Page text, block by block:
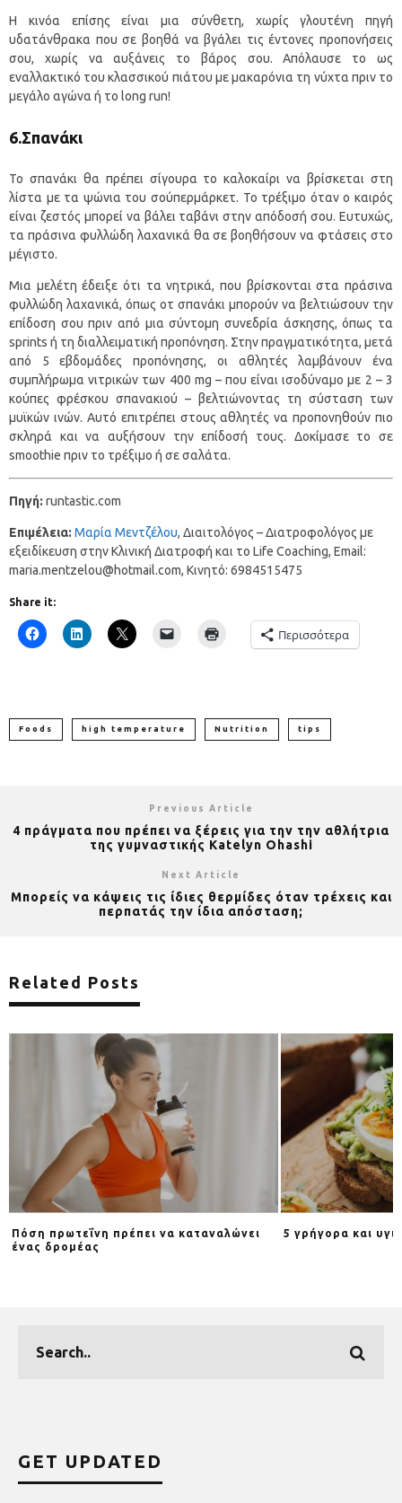
Η κινόα επίσης είναι μια σύνθετη, χωρίς γλουτένη πηγή
υδατάνθρακα που σε βοηθά να βγάλει τις έντονες προπονήσεις
σου, χωρίς να αυξάνεις το βάρος σου. Απόλαυσε το ως
εναλλακτικό του κλασσικού πιάτου με μακαρόνια τη νύχτα πριν το
μεγάλο αγώνα ή το long run!
6.Σπανάκι
Το σπανάκι θα πρέπει σίγουρα το καλοκαίρι να βρίσκεται στη
λίστα με τα ψώνια του σούπερμάρκετ. Το τρέξιμο όταν ο καιρός
είναι ζεστός μπορεί να βάλει ταβάνι στην απόδοσή σου. Ευτυχώς,
τα πράσινα φυλλώδη λαχανικά θα σε βοηθήσουν να φτάσεις στο
μέγιστο.
Μια μελέτη έδειξε ότι τα νητρικά, που βρίσκονται στα πράσινα
φυλλώδη λαχανικά, όπως οτ σπανάκι μπορούν να βελτιώσουν την
επίδοση σου πριν από μια σύντομη συνεδρία άσκησης, όπως τα
sprints ή τη διαλλειματική προπόνηση. Στην πραγματικότητα, μετά
από 5 εβδομάδες προπόνησης, οι αθλητές λαμβάνουν ένα
συμπλήρωμα νιτρικών των 400 mg – που είναι ισοδύναμο με 2 – 3
κούπες φρέσκου σπανακιού – βελτιώνοντας τη σύσταση των
μυϊκών ινών. Αυτό επιτρέπει στους αθλητές να προπονηθούν πιο
σκληρά και να αυξήσουν την επίδοσή τους. Δοκίμασε το σε
smoothie πριν το τρέξιμο ή σε σαλάτα.
Πηγή: runtastic.com
Επιμέλεια: Μαρία Μεντζέλου, Διαιτολόγος – Διατροφολόγος με
εξειδίκευση στην Κλινική Διατροφή και το Life Coaching, Email:
maria.mentzelou@hotmail.com, Kινητό: 6984515475
Share it:
Περισσότερα
Foods high temperature Nutrition tips
Previous Article
4 πράγματα που πρέπει να ξέρεις για την την αθλήτρια
της γυμναστικής Katelyn Ohashi
Next Article
Μπορείς να κάψεις τις ίδιες θερμίδες όταν τρέχεις και
περπατάς την ίδια απόσταση;
Related Posts
Πόση πρωτεΐνη πρέπει να καταναλώνει
ένας δρομέας
5 γρήγορα και
GET UPDATED